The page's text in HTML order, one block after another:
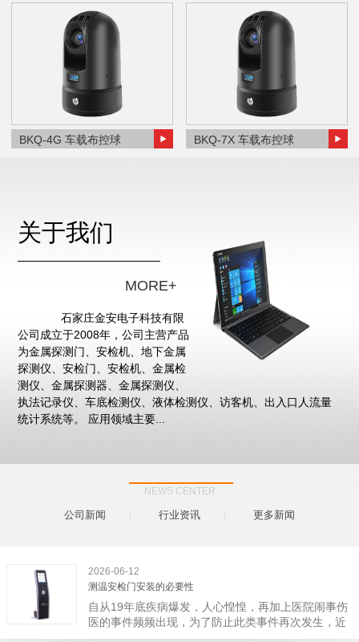
BKQ-4G 车载布控球 BKQ-7X 车载布控球
关于我们
MORE+
石家庄金安电子科技有限
公司成立于2008年，公司主营产品
为金属探测门、安检机、地下金属
探测仪、安检门、安检机、金属检
测仪、金属探测器、金属探测仪、
执法记录仪、车底检测仪、液体检测仪、访客机、出入口人流量
统计系统等。 应用领域主要...
NEWS CENTER
公司新闻 行业资讯 更多新闻
2026-06-12
测温安检门安装的必要性
自从19年底疾病爆发，人心惶惶，再加上医院闹事伤
医的事件频频出现，为了防止此类事件再次发生，近
日，广西南宁市卫建委发出通知，要求当地市属各三